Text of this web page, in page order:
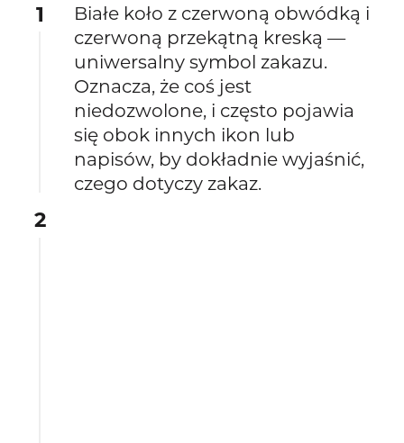
1
Białe koło z czerwoną obwódką i
czerwoną przekątną kreską —
uniwersalny symbol zakazu.
Oznacza, że coś jest
niedozwolone, i często pojawia
się obok innych ikon lub
napisów, by dokładnie wyjaśnić,
czego dotyczy zakaz.
2